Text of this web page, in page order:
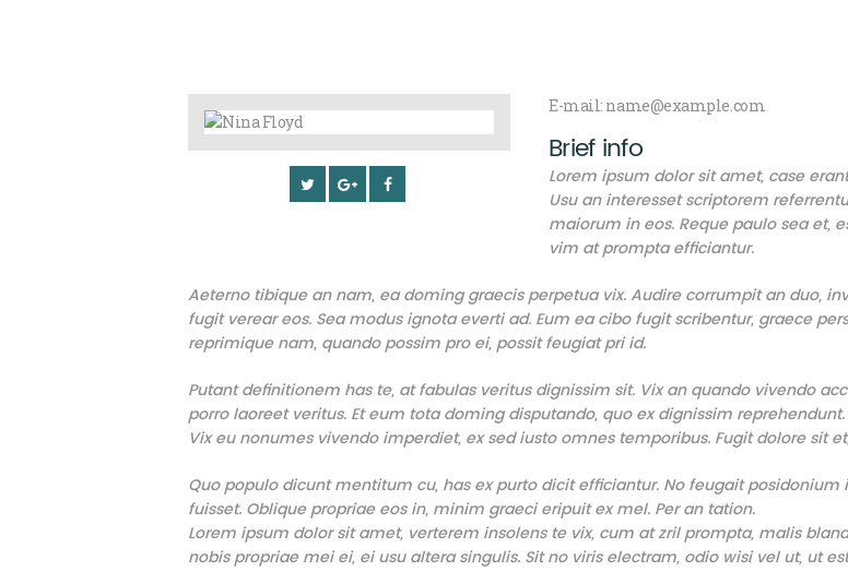
E-mail: name@example.com
Brief info
Lorem ipsum dolor sit amet, case
Usu an interesset scriptorem
maiorum in eos. Reque paulo sea et,
vim at prompta efficiantur.
Aeterno tibique an nam, ea doming graecis perpetua vix. Audire corrumpit an duo,
fugit verear eos. Sea modus ignota everti ad. Eum ea cibo fugit scribentur, graece
reprimique nam, quando possim pro ei, possit feugiat pri id.
Putant definitionem has te, at fabulas veritus dignissim sit. Vix an quando vivendo
porro laoreet veritus. Et eum tota doming disputando, quo ex dignissim
Vix eu nonumes vivendo imperdiet, ex sed iusto omnes temporibus. Fugit dolore sit
Quo populo dicunt mentitum cu, has ex purto dicit efficiantur. No feugait
fuisset. Oblique propriae eos in, minim graeci eripuit ex mel. Per an tation.
Lorem ipsum dolor sit amet, verterem insolens te vix, cum at zril prompta, malis
nobis propriae mei ei, ei usu altera singulis. Sit no viris electram, odio wisi vel ut, ut